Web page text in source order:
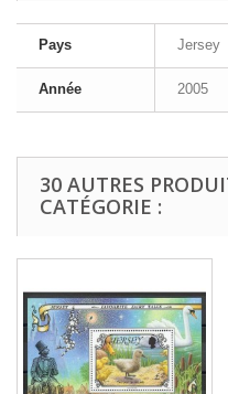
Pays Jersey
Année 2005
30 AUTRES
CATÉGORIE :